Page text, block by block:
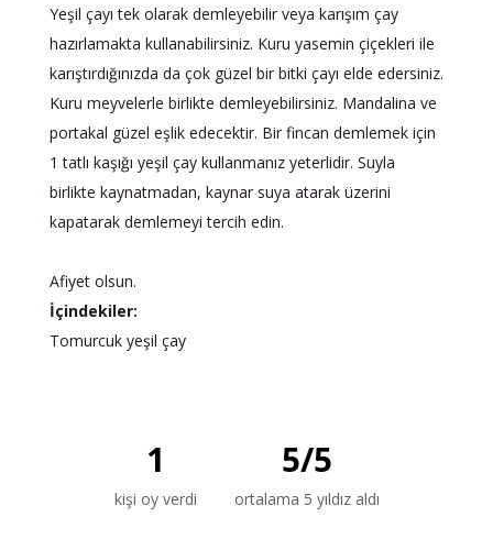
Yeşil çayı tek olarak demleyebilir veya karışım çay
hazırlamakta kullanabilirsiniz. Kuru yasemin çiçekleri ile
karıştırdığınızda da çok güzel bir bitki çayı elde edersiniz.
Kuru meyvelerle birlikte demleyebilirsiniz. Mandalina ve
portakal güzel eşlik edecektir. Bir fincan demlemek için
1 tatlı kaşığı yeşil çay kullanmanız yeterlidir. Suyla
birlikte kaynatmadan, kaynar suya atarak üzerini
kapatarak demlemeyi tercih edin.
Afiyet olsun.
İçindekiler:
Tomurcuk yeşil çay
1
kişi oy verdi
5/5
ortalama 5 yıldız aldı